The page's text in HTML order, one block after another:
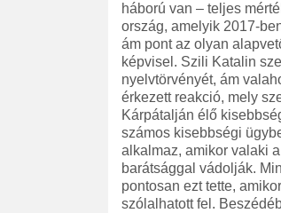
háború van – teljes
ország, amelyik 2017-
ám pont az olyan
képvisel. Szili Katalin
nyelvtörvényét, ám
érkezett reakció, mely
Kárpátalján élő
számos kisebbségi
alkalmaz, amikor valaki
barátsággal vádolják.
pontosan ezt tette,
szólalhatott fel.